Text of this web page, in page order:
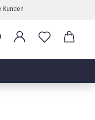
Kunden